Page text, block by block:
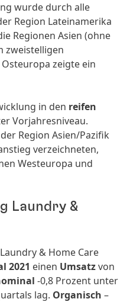
wurde durch alle
Region Lateinamerika
Regionen Asien (ohne
zweistelligen
zeigte ein
in den reifen
Vorjahres­niveau.
Region Asien/Pazifik
verzeichneten,
Westeuropa und
Laundry &
& Home Care
2021 einen Umsatzvon
-0,8 Prozent unter
lag. Organisch –